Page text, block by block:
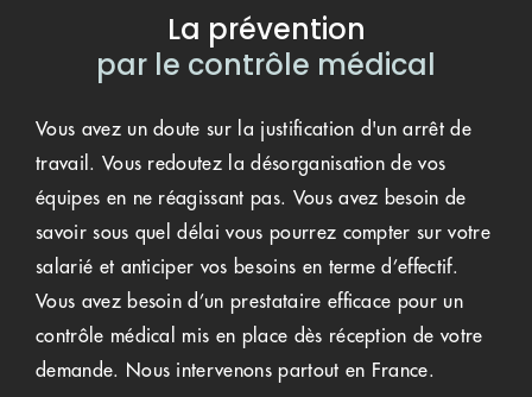
La prévention
par le contrôle médical
Vous avez un doute sur la justification d'un arrêt de
travail. Vous redoutez la désorganisation de vos
équipes en ne réagissant pas. Vous avez besoin de
savoir sous quel délai vous pourrez compter sur votre
salarié et anticiper vos besoins en terme d’effectif.
Vous avez besoin d’un prestataire efficace pour un
contrôle médical mis en place dès réception de votre
demande. Nous intervenons partout en France.